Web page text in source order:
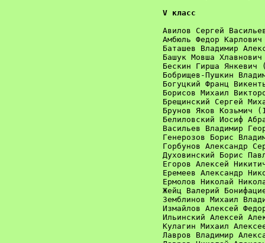
V класс
Авилов Сергей
Амбюль Федор
Баташев Владимир
Башук Мовша
Бескин Гирша Янкевич
Бобрищев-Пушкин
Богуцкий Франц
Борисов Михаил
Брещинский Сергей
Брунов Яков Козьмич
Белиловский Иосиф
Васильев Владимир
Генерозов Борис
Горбунов Александр
Духовинский Борис
Егоров Алексей
Еремеев Александр
Ермолов Николай
Жейц Валерий
Земблинов Михаил
Измайлов Алексей
Ильинский Алексей
Кулагин Михаил
Лавров Владимир